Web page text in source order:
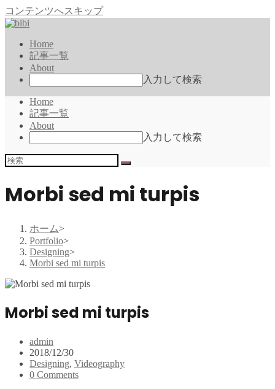
コンテンツへスキップ
Home
記事一覧
About
入力して検索
Home
記事一覧
About
入力して検索
Morbi sed mi turpis
ホーム>
Portfolio>
Designing>
Morbi sed mi turpis
Morbi sed mi turpis
admin
2018/12/30
Designing, Videography
0 Comments